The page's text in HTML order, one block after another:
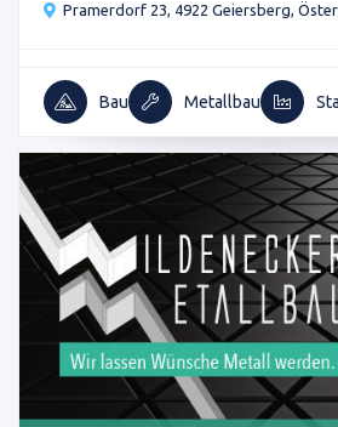
Pramerdorf 23, 4922 Geiersberg,
Bau Metallbau